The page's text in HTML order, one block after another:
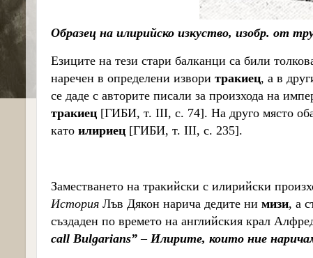
Образец на илирийско изкуство, изобр. от
Езиците на тези стари балканци са били
наречен в определени извори тракиец, а в
се даде с авторите писали за произхода на
тракиец [ГИБИ, т. III, с. 74]. На друго място
като илириец [ГИБИ, т. III, с. 235].
Заместването на тракийски с илирийски
История Лъв Дякон нарича дедите ни мизи, а
създаден по времето на английския крал
call Bulgarians” – Илирите, които ние